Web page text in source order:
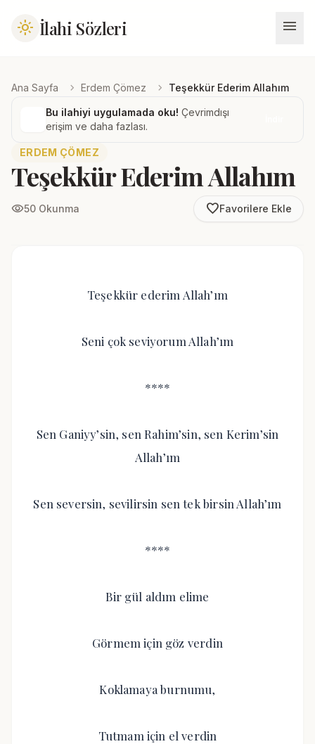
light_mode İlahi Sözleri menu
Ana Sayfa chevron_right Erdem Çömez chevron_right Teşekkür Ederim Allahım
Bu ilahiyi uygulamada oku! Çevrimdışı
erişim ve daha fazlası.
ERDEM ÇÖMEZ
Teşekkür Ederim Allahım
visibility50 Okunma favorite_borderFavorilere Ekle
Teşekkür ederim Allah’ım
Seni çok seviyorum Allah’ım
****
Sen Ganiyy’sin, sen Rahim’sin, sen Kerim’sin
Allah’ım
Sen seversin, sevilirsin sen tek birsin Allah’ım
****
Bir gül aldım elime
Görmem için göz verdin
Koklamaya burnumu,
Tutmam için el verdin